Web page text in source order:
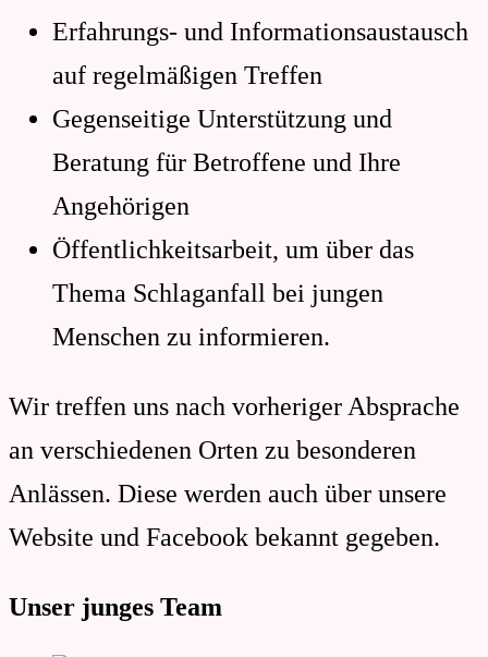
Erfahrungs- und Informationsaustausch
auf regelmäßigen Treffen
Gegenseitige Unterstützung und
Beratung für Betroffene und Ihre
Angehörigen
Öffentlichkeitsarbeit, um über das
Thema Schlaganfall bei jungen
Menschen zu informieren.
Wir treffen uns nach vorheriger Absprache
an verschiedenen Orten zu besonderen
Anlässen. Diese werden auch über unsere
Website und Facebook bekannt gegeben.
Unser junges Team